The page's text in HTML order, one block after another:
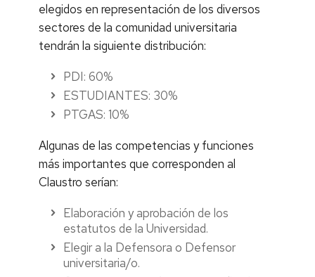
elegidos en representación de los diversos
sectores de la comunidad universitaria
tendrán la siguiente distribución:
PDI: 60%
ESTUDIANTES: 30%
PTGAS: 10%
Algunas de las competencias y funciones
más importantes que corresponden al
Claustro serían:
Elaboración y aprobación de los
estatutos de la Universidad.
Elegir a la Defensora o Defensor
universitaria/o.